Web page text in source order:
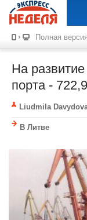
Полная
На
порта -
Liudmila
В Литве